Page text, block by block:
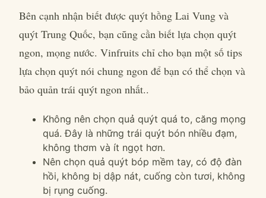
Bên cạnh nhận biết được quýt hồng Lai Vung và
quýt Trung Quốc, bạn cũng cần biết lựa chọn quýt
ngon, mọng nước. Vinfruits chỉ cho bạn một số tips
lựa chọn quýt nói chung ngon để bạn có thể chọn và
bảo quản trái quýt ngon nhất..
Không nên chọn quả quýt quá to, căng mọng
quá. Đây là những trái quýt bón nhiều đạm,
không thơm và ít ngọt hơn.
Nên chọn quả quýt bóp mềm tay, có độ đàn
hồi, không bị dập nát, cuống còn tươi, không
bị rụng cuống.